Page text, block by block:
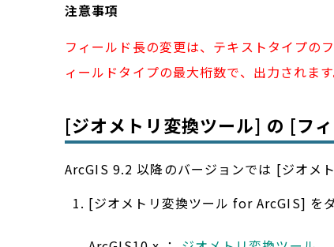
注意事項
フィールド長の変更は、テキストタイプ
ィールドタイプの最大桁数で、出力されます
[ジオメトリ変換ツール] の [フ
ArcGIS 9.2 以降のバージョンでは [ジオメ
[ジオメトリ変換ツール for ArcGIS] を